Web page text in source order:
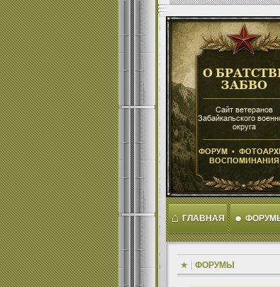
⌂ ГЛАВНАЯ ●
ФОРУМЫ